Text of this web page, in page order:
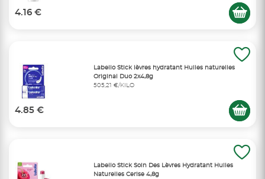
4.16 €
Labello Stick lèvres hydratant Huiles naturelles
Original Duo 2x4,8g
505,21 €/KILO
4.85 €
Labello Stick Soin Des Lèvres Hydratant Huiles
Naturelles Cerise 4,8g